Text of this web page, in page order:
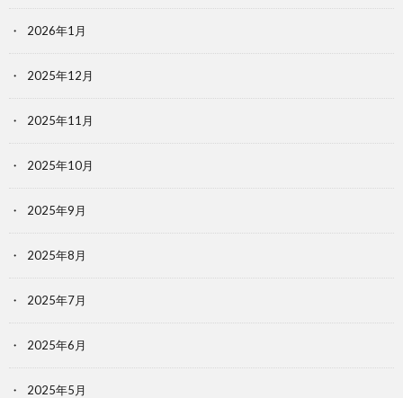
2026年1月
2025年12月
2025年11月
2025年10月
2025年9月
2025年8月
2025年7月
2025年6月
2025年5月